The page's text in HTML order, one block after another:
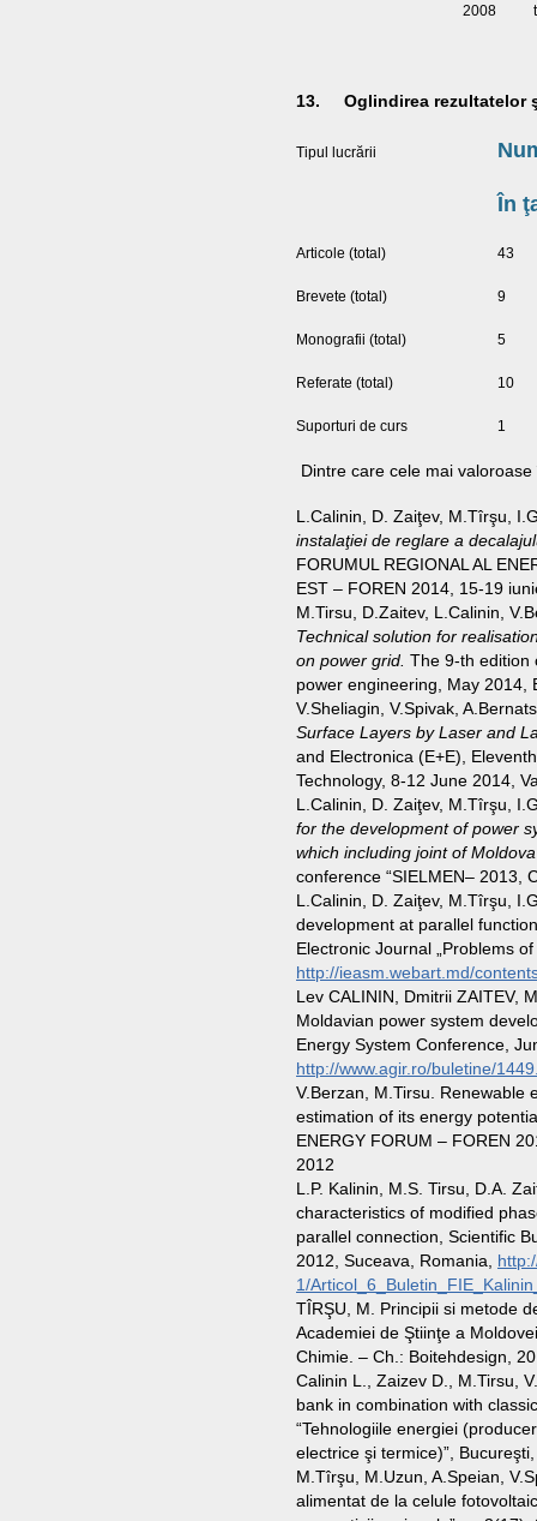
2008
13. Oglindirea rezultatelor
Tipul lucrării
În
Articole (total) 43
Brevete (total) 9
Monografii (total) 5
Referate (total) 10
Suporturi de curs 1
Dintre care cele mai
L.Calinin, D. Zaiţev, M.Tîrşu,
instalaţiei de reglare a
FORUMUL REGIONAL AL
EST – FOREN 2014, 15-19
M.Tirsu, D.Zaitev, L.Calinin,
Technical solution for
on power grid. The 9-th edition
power engineering, May 2014,
V.Sheliagin, V.Spivak,
Surface Layers by Laser and
and Electronica (E+E),
Technology, 8-12 June 2014,
L.Calinin, D. Zaiţev, M.Tîrşu,
for the development of power
which including joint of
conference “SIELMEN– 2013,
L.Calinin, D. Zaiţev, M.Tîrşu,
development at parallel
Electronic Journal „Problems
http://ieasm.webart.md/
Lev CALININ, Dmitrii ZAITEV,
Moldavian power system
Energy System Conference,
http://www.agir.ro/buletine/
V.Berzan, M.Tirsu. Renewable
estimation of its energy
ENERGY FORUM – FOREN
2012
L.P. Kalinin, M.S. Tirsu, D.A.
characteristics of modified
parallel connection, Scientific
2012, Suceava, Romania,
1/
TÎRŞU, M. Principii si metode
Academiei de Ştiinţe a
Chimie. – Ch.: Boitehdesign,
Calinin L., Zaizev D., M.Tirsu,
bank in combination with
“Tehnologiile energiei
electrice şi termice)”,
M.Tîrşu, M.Uzun, A.Speian,
alimentat de la celule